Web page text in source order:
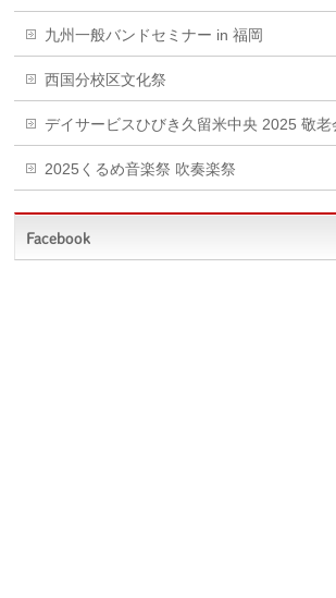
九州一般バンドセミナー in 福岡
西国分校区文化祭
デイサービスひびき久留米中央 2025 敬老
2025くるめ音楽祭 吹奏楽祭
Facebook